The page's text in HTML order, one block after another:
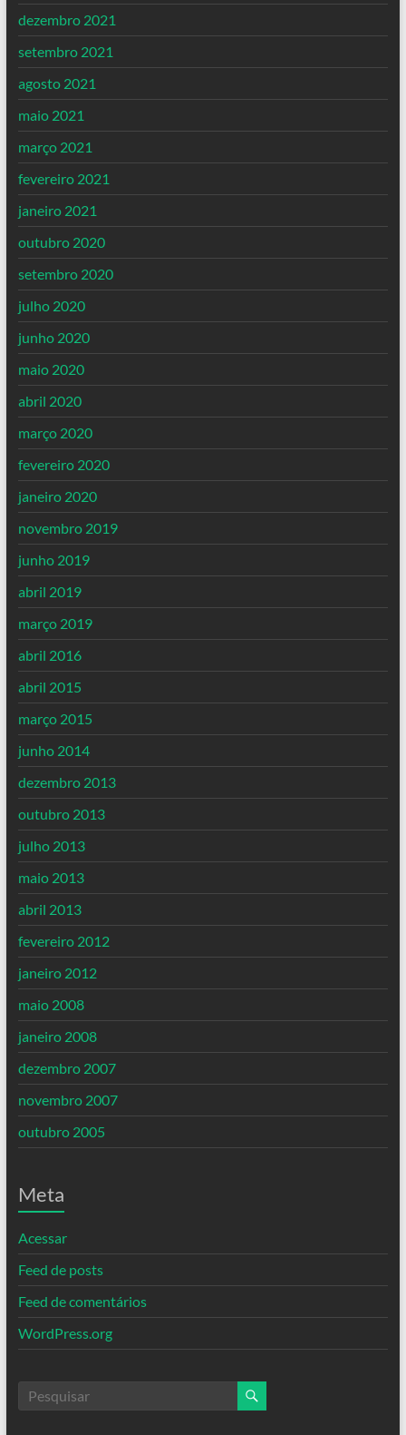
dezembro 2021
setembro 2021
agosto 2021
maio 2021
março 2021
fevereiro 2021
janeiro 2021
outubro 2020
setembro 2020
julho 2020
junho 2020
maio 2020
abril 2020
março 2020
fevereiro 2020
janeiro 2020
novembro 2019
junho 2019
abril 2019
março 2019
abril 2016
abril 2015
março 2015
junho 2014
dezembro 2013
outubro 2013
julho 2013
maio 2013
abril 2013
fevereiro 2012
janeiro 2012
maio 2008
janeiro 2008
dezembro 2007
novembro 2007
outubro 2005
Meta
Acessar
Feed de posts
Feed de comentários
WordPress.org